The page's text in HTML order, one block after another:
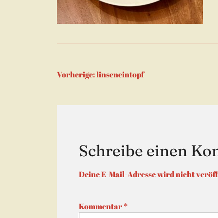
Vorherige:linseneintopf
Schreibe einen
Deine E-Mail-Adresse wird nicht
Kommentar*